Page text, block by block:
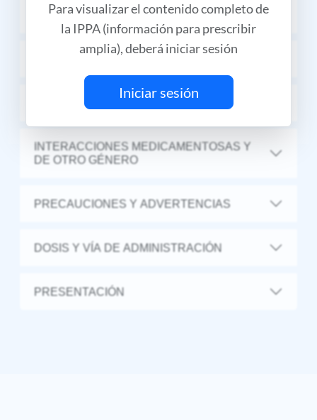
Para visualizar el contenido completo de
la IPPA (información para prescribir
amplia), deberá iniciar sesión
Iniciar sesión
INDICACIONES TERAPÉUTICAS
CONTRAINDICACIONES
REACCIONES ADVERSAS
INTERACCIONES MEDICAMENTOSAS Y
DE OTRO GÉNERO
PRECAUCIONES Y ADVERTENCIAS
DOSIS Y VÍA DE ADMINISTRACIÓN
PRESENTACIÓN